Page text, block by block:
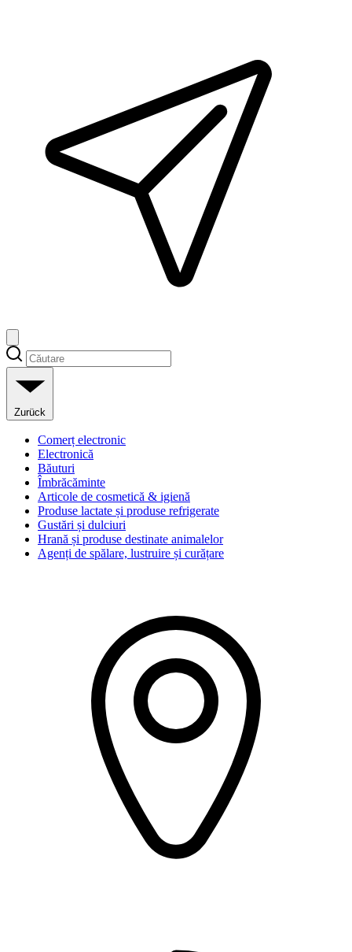
Zurück
Comerț electronic
Electronică
Băuturi
Îmbrăcăminte
Articole de cosmetică & igienă
Produse lactate și produse refrigerate
Gustări și dulciuri
Hrană și produse destinate animalelor
Agenți de spălare, lustruire și curățare